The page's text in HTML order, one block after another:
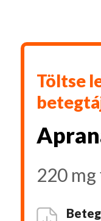
Töltse
220